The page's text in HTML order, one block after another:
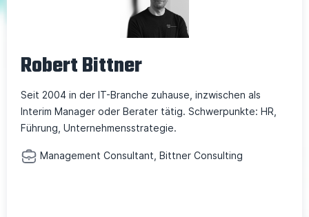
Robert Bittner
Seit 2004 in der IT-Branche zuhause, inzwischen als
Interim Manager oder Berater tätig. Schwerpunkte: HR,
Führung, Unternehmensstrategie.
Management Consultant, Bittner Consulting